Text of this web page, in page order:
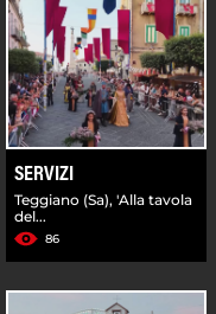
SERVIZI
Teggiano (Sa), 'Alla tavola
del...
86